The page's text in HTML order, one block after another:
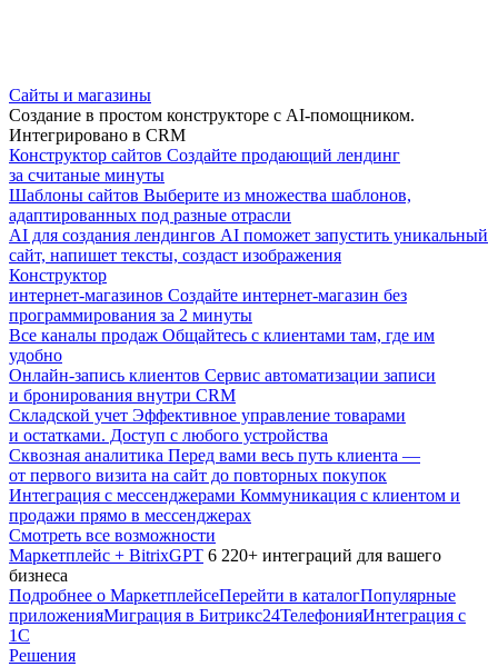
Сайты и магазины
Создание в простом конструкторе с AI-помощником.
Интегрировано в CRM
Конструктор сайтов Создайте продающий лендинг
за считаные минуты
Шаблоны сайтов Выберите из множества шаблонов,
адаптированных под разные отрасли
AI для создания лендингов AI поможет запустить уникальный
сайт, напишет тексты, создаст изображения
Конструктор
интернет-магазинов Создайте интернет-магазин без
программирования за 2 минуты
Все каналы продаж Общайтесь с клиентами там, где им
удобно
Онлайн-запись клиентов Сервис автоматизации записи
и бронирования внутри CRM
Складской учет Эффективное управление товарами
и остатками. Доступ с любого устройства
Сквозная аналитика Перед вами весь путь клиента —
от первого визита на сайт до повторных покупок
Интеграция с мессенджерами Коммуникация с клиентом и
продажи прямо в мессенджерах
Смотреть все возможности
Маркетплейс + BitrixGPT 6 220+ интеграций для вашего
бизнеса
Подробнее о МаркетплейсеПерейти в каталогПопулярные
приложенияМиграция в Битрикс24ТелефонияИнтеграция с
1С
Решения